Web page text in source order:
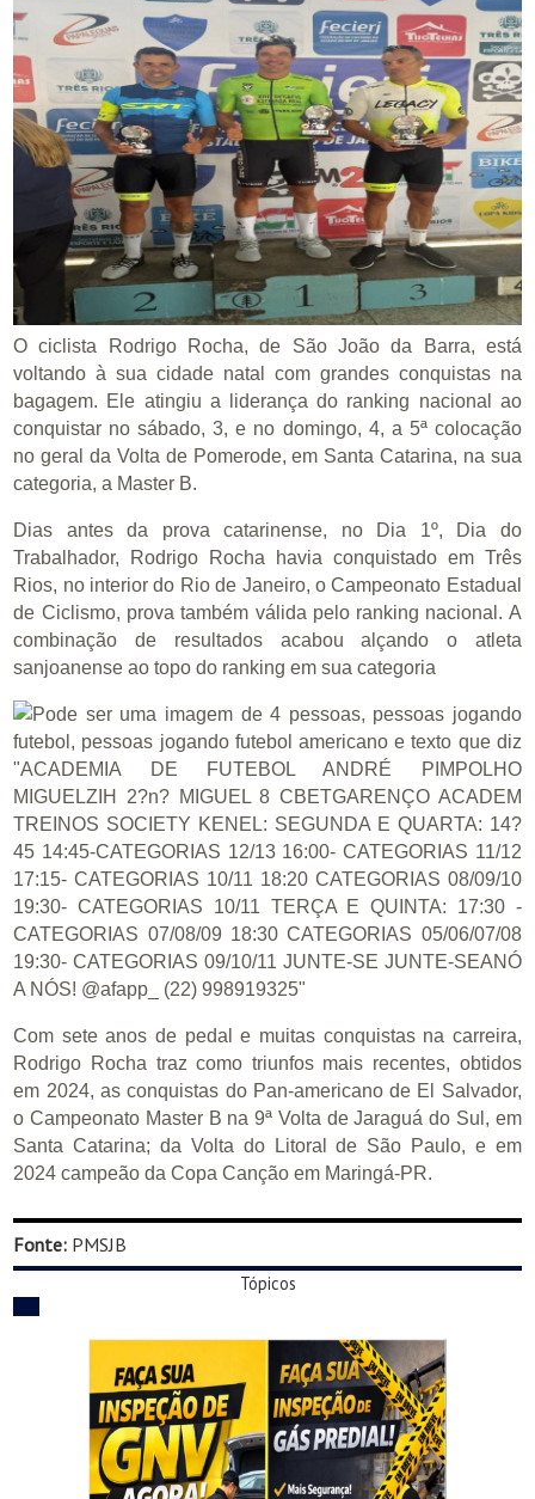
O ciclista Rodrigo Rocha, de São João da Barra, está
voltando à sua cidade natal com grandes conquistas na
bagagem. Ele atingiu a liderança do ranking nacional ao
conquistar no sábado, 3, e no domingo, 4, a 5ª colocação
no geral da Volta de Pomerode, em Santa Catarina, na sua
categoria, a Master B.
Dias antes da prova catarinense, no Dia 1º, Dia do
Trabalhador, Rodrigo Rocha havia conquistado em Três
Rios, no interior do Rio de Janeiro, o Campeonato Estadual
de Ciclismo, prova também válida pelo ranking nacional. A
combinação de resultados acabou alçando o atleta
sanjoanense ao topo do ranking em sua categoria
Com sete anos de pedal e muitas conquistas na carreira,
Rodrigo Rocha traz como triunfos mais recentes, obtidos
em 2024, as conquistas do Pan-americano de El Salvador,
o Campeonato Master B na 9ª Volta de Jaraguá do Sul, em
Santa Catarina; da Volta do Litoral de São Paulo, e em
2024 campeão da Copa Canção em Maringá-PR.
Fonte: PMSJB
Tópicos